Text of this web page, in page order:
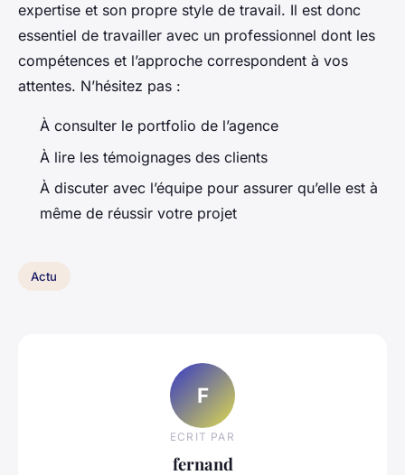
expertise et son propre style de travail. Il est donc
essentiel de travailler avec un professionnel dont les
compétences et l’approche correspondent à vos
attentes. N’hésitez pas :
À consulter le portfolio de l’agence
À lire les témoignages des clients
À discuter avec l’équipe pour assurer qu’elle est à
même de réussir votre projet
Actu
F
ECRIT PAR
fernand